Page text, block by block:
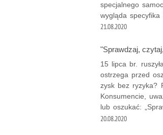
specjalnego
wygląda specyfika
21.08.2020
"Sprawdzaj,
15 lipca br.
ostrzega przed
zysk bez ryzyka?
Konsumencie,
lub oszukać:
20.08.2020